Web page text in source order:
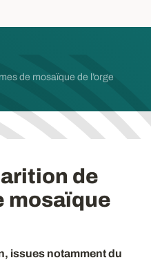
de mosaïque de l’orge
de
mosaïque
issues notamment du